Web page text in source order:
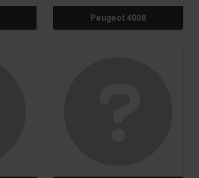
Peugeot 4008